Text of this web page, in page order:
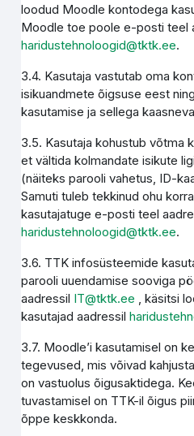
loodud Moodle kontodega
Moodle toe poole e-posti teel
haridustehnoloogid@tktk.ee.
3.4. Kasutaja vastutab oma
isikuandmete õigsuse eest
kasutamise ja sellega
3.5. Kasutaja kohustub võtma
et vältida kolmandate isikute
(näiteks parooli vahetus, ID-
Samuti tuleb tekkinud ohu
kasutajatuge e-posti teel
haridustehnoloogid@tktk.ee.
3.6. TTK infosüsteemide
parooli uuendamise sooviga
aadressil IT@tktk.ee , käsitsi
kasutajad aadressil
3.7. Moodle’i kasutamisel on
tegevused, mis võivad
on vastuolus õigusaktidega.
tuvastamisel on TTK-il õigus
õppe keskkonda.